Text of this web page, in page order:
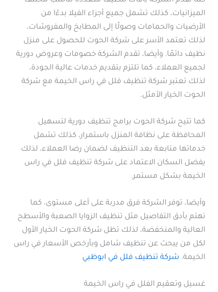
الميزانيات، كذلك تشمل جميع أجزاء الفيلا بدءًا من
الأرضيات والحمامات وصولًا إلى المطابخ والمفروشات،
لذلك تعتمد الأسر على شركة الحوت للحصول على منزل
نظيف دائمًا. وأيضا، تقدم الشركة خصومات وعروض دورية
لجميع العملاء، كما تلتزم بتقديم خدمات عالية الجودة،
لذلك تعتبر شركة تنظيف فلل في راس الخيمة مع شركة
الحوت الخيار الأمثل.
كما تتيح شركة الحوت برامج تنظيف دورية لتسهيل
المحافظة على نظافة المنزل باستمرار، كذلك تشمل
خدماتها متابعة بعد التنظيف لضمان رضا العملاء، لذلك
يفضل السكان الاعتماد على شركة تنظيف فلل في راس
الخيمة بشكل مستمر.
وأيضا، توفر الشركة فرق مدربة على أعلى مستوى، كما
تهتم بأدق التفاصيل مثل تنظيف الزوايا الصعبة والأسطح
العالية والمنخفضة، لذلك تظل شركة الحوت الخيار الأول
لكل من يبحث عن تنظيف شامل وبأرخص الأسعار في راس
الخيمة. شركة تنظيف فلل في ابوظبي
غسيل وتعقيم الفلل في راس الخيمة